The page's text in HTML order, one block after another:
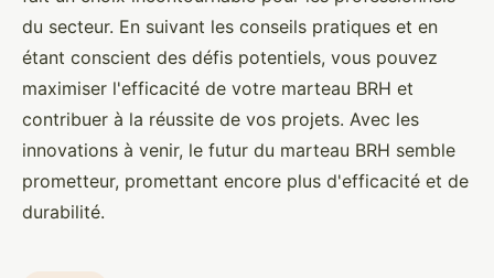
du secteur. En suivant les conseils pratiques et en
étant conscient des défis potentiels, vous pouvez
maximiser l'efficacité de votre marteau BRH et
contribuer à la réussite de vos projets. Avec les
innovations à venir, le futur du marteau BRH semble
prometteur, promettant encore plus d'efficacité et de
durabilité.